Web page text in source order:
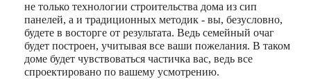
не только технологии строительства дома из сип
панелей, а и традиционных методик ‑ вы, безусловно,
будете в восторге от результата. Ведь семейный очаг
будет построен, учитывая все ваши пожелания. В таком
доме будет чувствоваться частичка вас, ведь все
спроектировано по вашему усмотрению.